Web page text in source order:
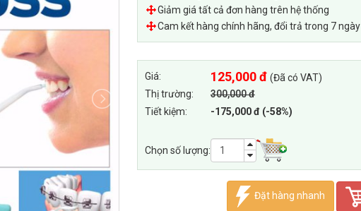
Giảm giá tất cả đơn hàng trên hệ thống
Cam kết hàng chính hãng, đổi trả trong 7 ngày
Giá: 125,000 đ (Đã có VAT)
Thị trường:
300,000 đ
Tiết kiệm:
-175,000 đ (-58%)
Chọn số lượng:
Đặt hàng nhanh